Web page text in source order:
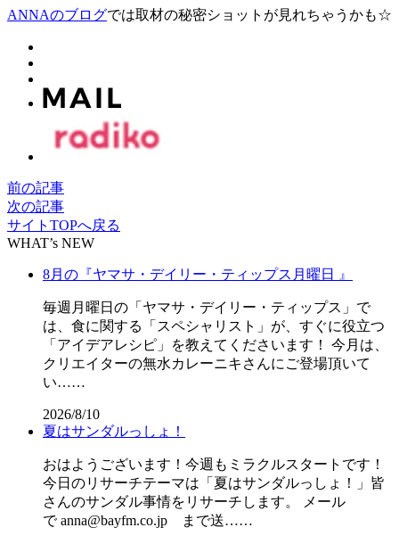
ANNAのブログでは取材の秘密ショットが見れちゃうかも☆
前の記事
次の記事
サイトTOPへ戻る
WHAT’s NEW
8月の『ヤマサ・デイリー・ティップス月曜日 』
毎週月曜日の「ヤマサ・デイリー・ティップス」で
は、食に関する「スペシャリスト」が、すぐに役立つ
「アイデアレシピ」を教えてくださいます！ 今月は、
クリエイターの無水カレーニキさんにご登場頂いて
い……
2026/8/10
夏はサンダルっしょ！
おはようございます！今週もミラクルスタートです！
今日のリサーチテーマは「夏はサンダルっしょ！」皆
さんのサンダル事情をリサーチします。 メール
で anna@bayfm.co.jp まで送……